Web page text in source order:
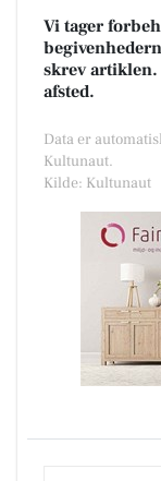
Vi tager
skrev artiklen.
afsted.
Data er
Kultunaut.
Kilde: Kultunaut